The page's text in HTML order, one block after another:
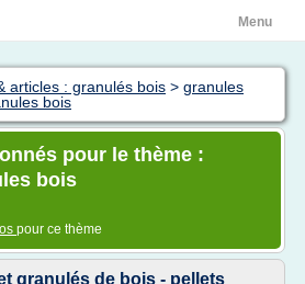
Menu
articles : granulés bois > granules
bois
pour le thème :
bois
pour ce thème
granulés de bois - pellets